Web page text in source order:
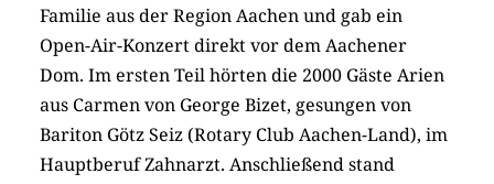
Familie aus der Region Aachen und gab ein
Open-Air-Konzert direkt vor dem Aachener
Dom. Im ersten Teil hörten die 2000 Gäste Arien
aus Carmen von George Bizet, gesungen von
Bariton Götz Seiz (Rotary Club Aachen-Land), im
Hauptberuf Zahnarzt. Anschließend stand